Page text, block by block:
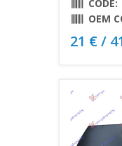
CODE:
OEM
21 € /